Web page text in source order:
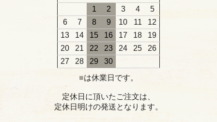
1
2 3 4
5
6
7 8 9 10 11
12
13
14 15 16 17 18
19
20
21 22 23 24 25
26
27
28 29
30
■は休業日です。
定休日に頂いたご注文は、
定休日明けの発送となります。